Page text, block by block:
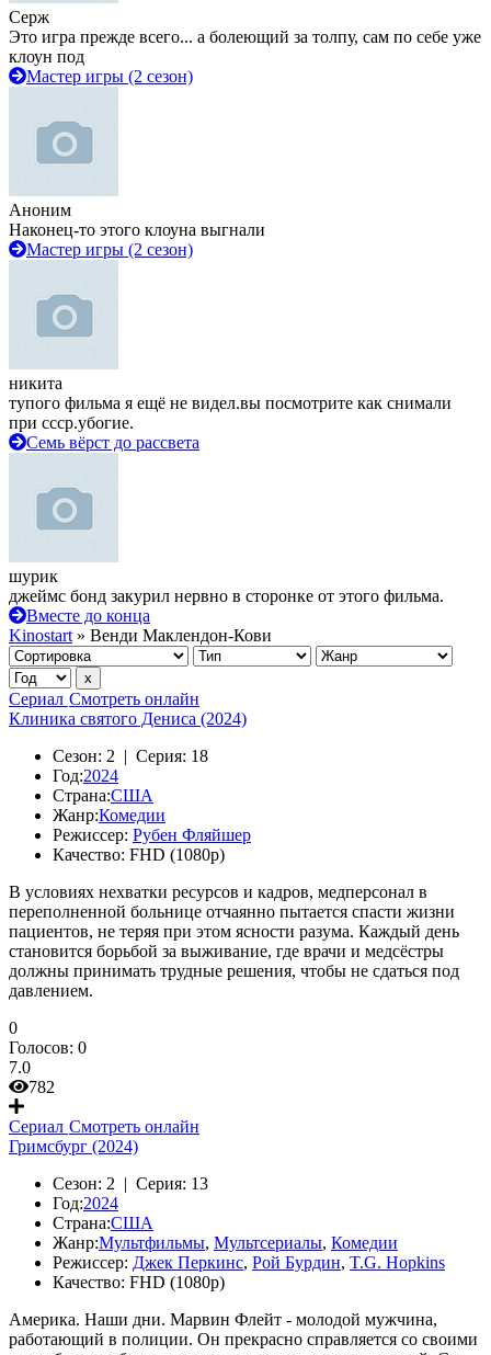
Серж
Это игра прежде всего... а болеющий за толпу, сам по себе уже
клоун под
Мастер игры (2 сезон)
Аноним
Наконец-то этого клоуна выгнали
Мастер игры (2 сезон)
никита
тупого фильма я ещё не видел.вы посмотрите как снимали
при ссср.убогие.
Семь вёрст до рассвета
шурик
джеймс бонд закурил нервно в сторонке от этого фильма.
Вместе до конца
Kinostart » Венди Маклендон-Кови
Сериал Смотреть онлайн
Клиника святого Дениса (2024)
Сезон: 2 | Серия: 18
Год:2024
Страна:США
Жанр:Комедии
Режиссер: Рубен Фляйшер
Качество: FHD (1080p)
В условиях нехватки ресурсов и кадров, медперсонал в
переполненной больнице отчаянно пытается спасти жизни
пациентов, не теряя при этом ясности разума. Каждый день
становится борьбой за выживание, где врачи и медсёстры
должны принимать трудные решения, чтобы не сдаться под
давлением.
0
Голосов: 0
7.0
782
Сериал Смотреть онлайн
Гримсбург (2024)
Сезон: 2 | Серия: 13
Год:2024
Страна:США
Жанр:Мультфильмы, Мультсериалы, Комедии
Режиссер: Джек Перкинс, Рой Бурдин, T.G. Hopkins
Качество: FHD (1080p)
Америка. Наши дни. Марвин Флейт - молодой мужчина,
работающий в полиции. Он прекрасно справляется со своими